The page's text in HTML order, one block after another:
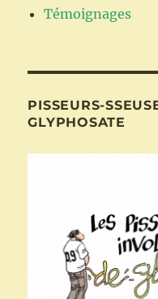
Témoignages
PISSEURS-
GLYPHOSATE